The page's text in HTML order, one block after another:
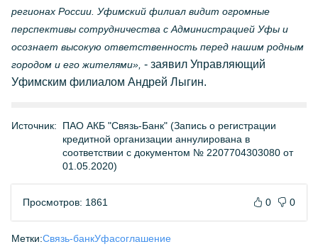
регионах России. Уфимский филиал видит огромные
перспективы сотрудничества с Администрацией Уфы и
осознает высокую ответственность перед нашим родным
городом и его жителями», - заявил Управляющий
Уфимским филиалом Андрей Лыгин.
Источник:
ПАО АКБ "Связь-Банк" (Запись о регистрации
кредитной организации аннулирована в
соответствии с документом № 2207704303080 от
01.05.2020)
Просмотров: 1861 0 0
Метки:Связь-банкУфасоглашение